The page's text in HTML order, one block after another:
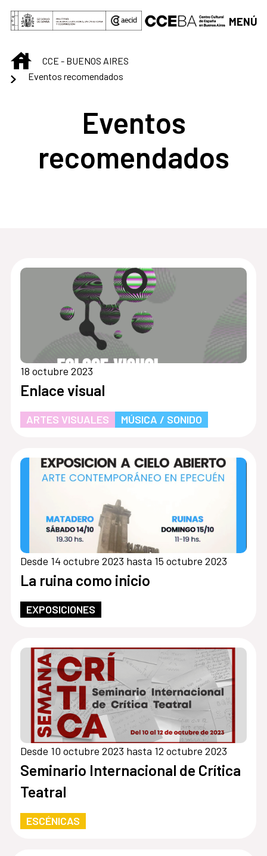
Saltar al contenido principal
MENÚ
INICIOCCE - BUENOS AIRES
Eventos recomendados
Eventos
recomendados
18 octubre 2023
Enlace visual
ARTES VISUALES MÚSICA / SONIDO
Desde 14 octubre 2023 hasta 15 octubre 2023
La ruina como inicio
EXPOSICIONES
Desde 10 octubre 2023 hasta 12 octubre 2023
Seminario Internacional de Crítica
Teatral
ESCÉNICAS